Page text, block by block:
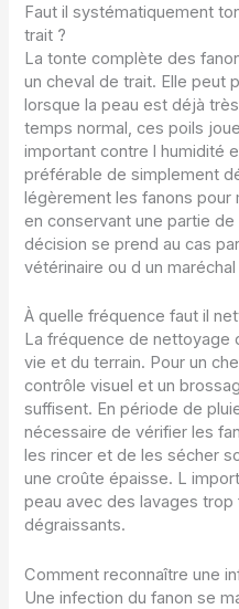
Faut il systématiquement
trait ?
La tonte complète des
un cheval de trait. Elle peut
lorsque la peau est déjà
temps normal, ces poils
important contre l humidité
préférable de simplement
légèrement les fanons pour
en conservant une partie
décision se prend au cas
vétérinaire ou d un
À quelle fréquence faut il
La fréquence de nettoyage
vie et du terrain. Pour un
contrôle visuel et un
suffisent. En période de
nécessaire de vérifier les
les rincer et de les sécher
une croûte épaisse. L
peau avec des lavages
dégraissants.
Comment reconnaître une
Une infection du fanon se